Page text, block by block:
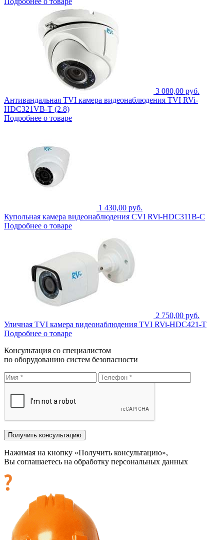
3 080,00 руб.
Антивандальная TVI камера видеонаблюдения TVI RVi-
HDC321VB-T (2.8)
Подробнее о товаре
1 430,00 руб.
Купольная камера видеонаблюдения CVI RVi-HDC311B-C
Подробнее о товаре
2 750,00 руб.
Уличная TVI камера видеонаблюдения TVI RVi-HDC421-T
Подробнее о товаре
Консультация со специалистом
по оборудованию систем безопасности
Нажимая на кнопку «Получить консультацию»,
Вы соглашаетесь на обработку персональных данных